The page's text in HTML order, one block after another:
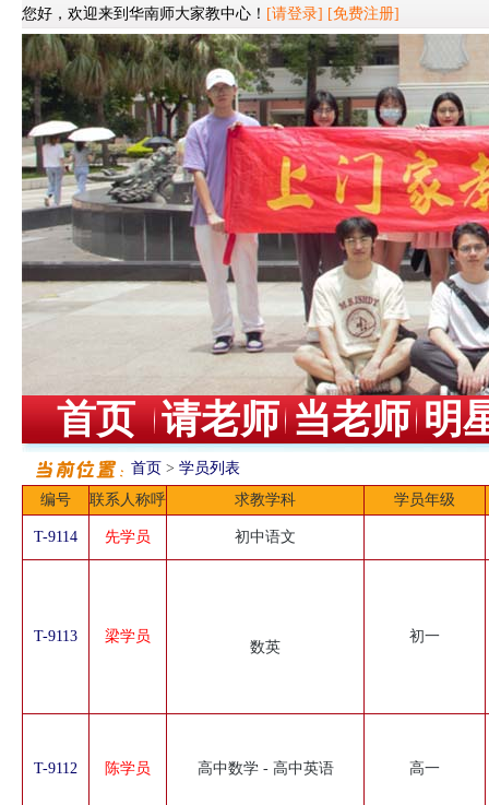
您好，欢迎来到华南师大家教中心！ [请登录] [免费注册]
首页 请老师 当老师 明
首页 > 学员列表
编号
联系人称呼 求教学科 学员年级
T-9114 先学员 初中语文
T-9113 梁学员
数英
初一
T-9112 陈学员 高中数学 - 高中英语 高一